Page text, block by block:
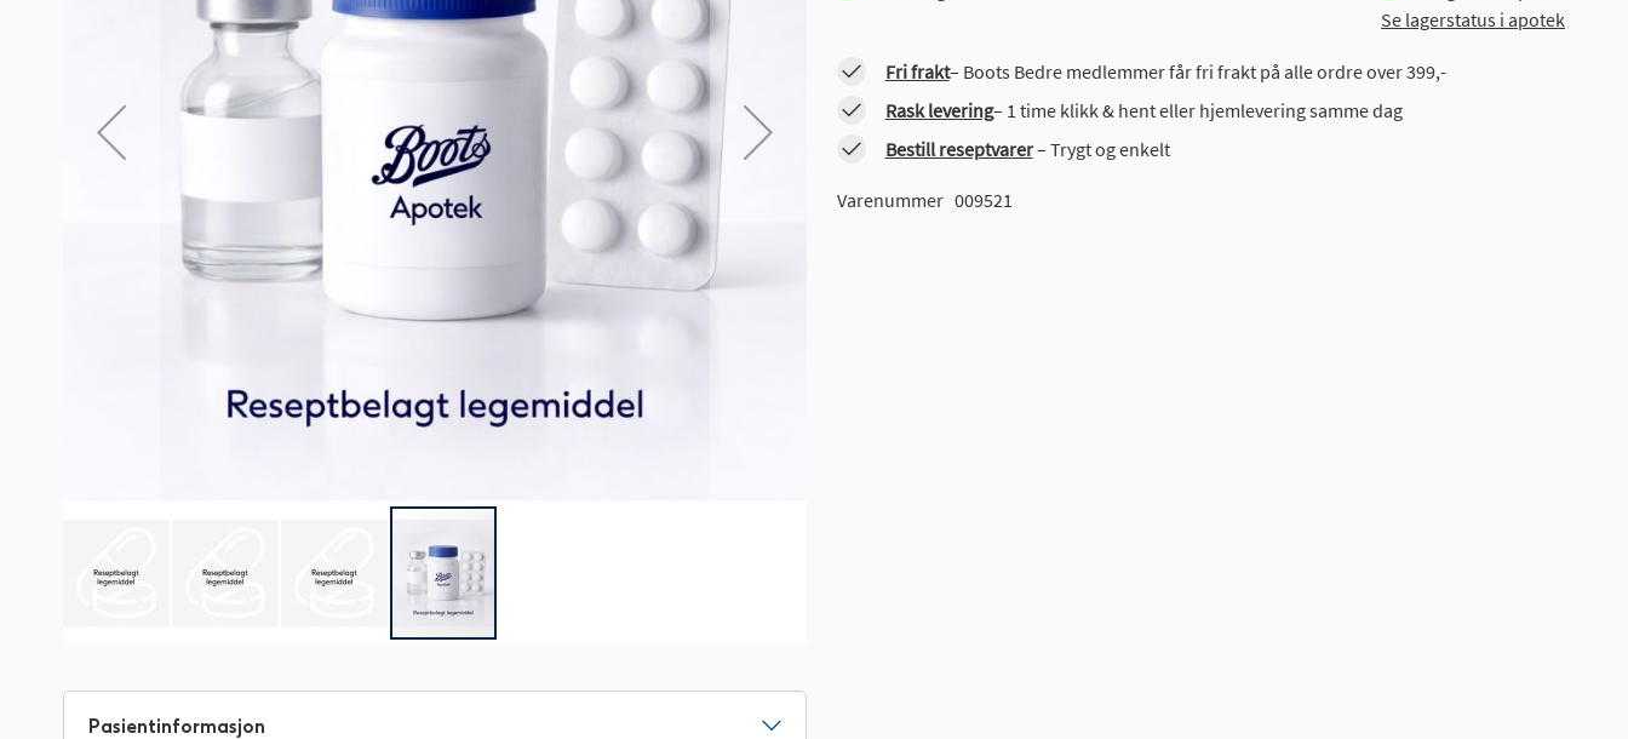
Se lagerstatus i apotek
Fri frakt– Boots Bedre medlemmer får fri frakt på alle ordre over 399,-
Rask levering– 1 time klikk & hent eller hjemlevering samme dag
Bestill reseptvarer– Trygt og enkelt
Varenummer 009521
til
begynnelsen
Pasientinformasjon